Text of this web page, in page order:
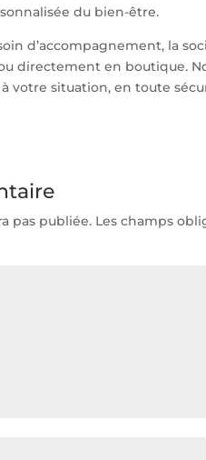
du bien-être.
d’accompagnement, la
directement en boutique.
votre situation, en toute
pas publiée. Les champs